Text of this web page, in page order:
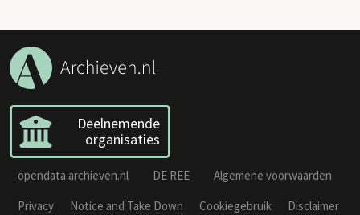
Deelnemende
organisaties
opendata.archieven.nl DE REE
Algemene voorwaarden
Privacy
Notice and Take Down Cookiegebruik
Disclaimer